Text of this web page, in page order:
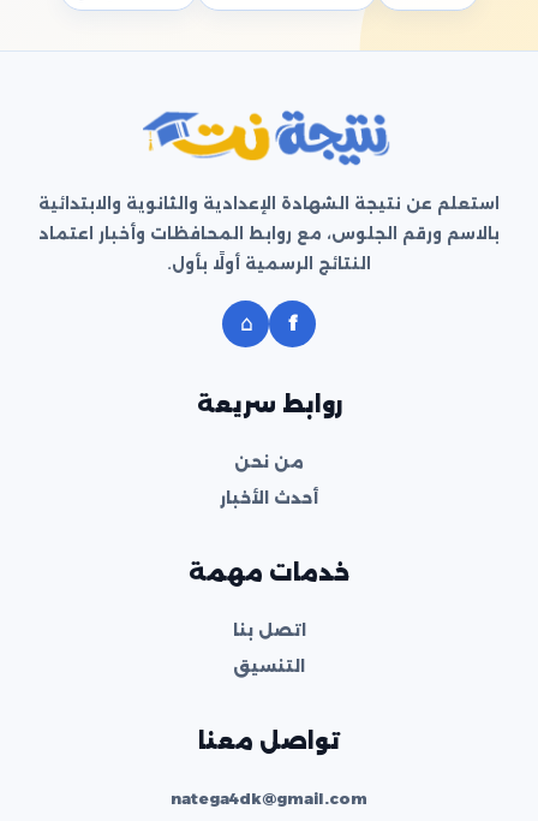
استعلم عن نتيجة الشهادة الإعدادية والثانوية والابتدائية
بالاسم ورقم الجلوس، مع روابط المحافظات وأخبار اعتماد
النتائج الرسمية أولًا بأول.
f
⌂
روابط سريعة
من نحن
أحدث الأخبار
خدمات مهمة
اتصل بنا
التنسيق
تواصل معنا
natega4dk@gmail.com